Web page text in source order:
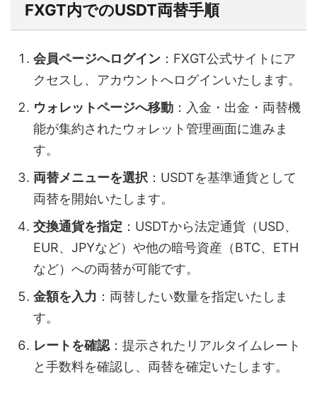
FXGT内でのUSDT両替手順
会員ページへログイン ：FXGT公式サイトにア
クセスし、アカウントへログインいたします。
ウォレットページへ移動 ：入金・出金・両替機
能が集約されたウォレット管理画面に進みま
す。
両替メニューを選択 ：USDTを基準通貨として
両替を開始いたします。
交換通貨を指定 ：USDTから法定通貨（USD、
EUR、JPYなど）や他の暗号資産（BTC、ETH
など）への両替が可能です。
金額を入力 ：両替したい数量を指定いたしま
す。
レートを確認：提示されたリアルタイムレート
と手数料を確認し、両替を確定いたします。